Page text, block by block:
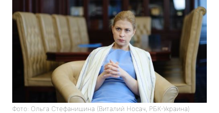
Фото: Ольга Стефанишина (Виталий Носач, РБК-Украина)